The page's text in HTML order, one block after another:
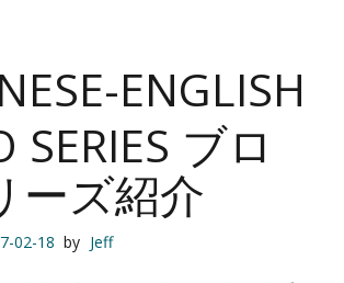
ENGLISH
SERIES ブロ
ーズ紹介
02-18 by Jeff